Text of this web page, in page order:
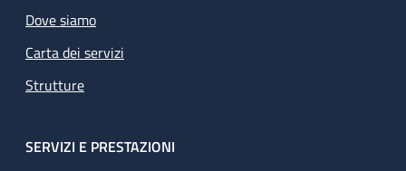
Dove siamo
Carta dei servizi
Strutture
SERVIZI E PRESTAZIONI